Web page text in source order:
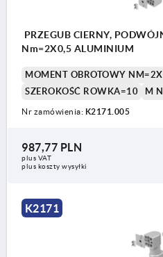
PRZEGUB CIERNY,
Nm=2X0,5 ALUMINIUM
MOMENT OBROTOWY
SZEROKOŚĆ ROWKA=10
M
Nr zamówienia: K2171.005
987,77 PLN
plus VAT
plus koszty wysyłki
K2171